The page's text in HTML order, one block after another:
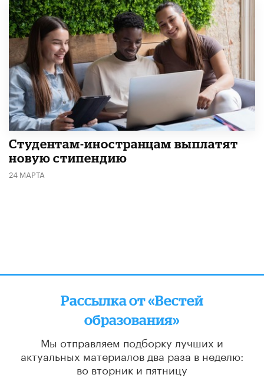
Студентам-иностранцам выплатят
новую стипендию
24 МАРТА
Рассылка от «Вестей
образования»
Мы отправляем подборку лучших и
актуальных материалов два раза в неделю:
во вторник и пятницу